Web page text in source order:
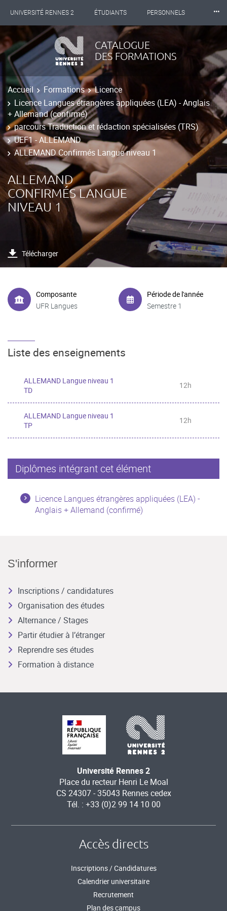
UNIVERSITÉ RENNES 2 ÉTUDIANTS PERSONNELS
INTERNATIONAL PROFESSIONNELS
LES NOUVELLES DE RENNES 2
⸱⸱⸱
CATALOGUE
DES FORMATIONS
Accueil Formations
Licence
Licence Langues étrangères appliquées (LEA) - Anglais
+ Allemand (confirmé)
parcours Traduction et rédaction spécialisées (TRS)
UEF1 - ALLEMAND
ALLEMAND Confirmés Langue niveau 1
ALLEMAND
CONFIRMÉS LANGUE
NIVEAU 1
Télécharger
Composante
UFR Langues
Période de l'année
Semestre 1
Liste des enseignements
ALLEMAND Langue niveau 1
TD
12h
ALLEMAND Langue niveau 1
TP
12h
Diplômes intégrant cet élément
Licence Langues étrangères appliquées (LEA) -
Anglais + Allemand (confirmé)
S'informer
Inscriptions / candidatures
Organisation des études
Alternance / Stages
Partir étudier à l’étranger
Reprendre ses études
Formation à distance
Université Rennes 2
Place du recteur Henri Le Moal
CS 24307 - 35043 Rennes cedex
Tél. : +33 (0)2 99 14 10 00
Accès directs
Inscriptions / Candidatures
Calendrier universitaire
Recrutement
Plan des campus